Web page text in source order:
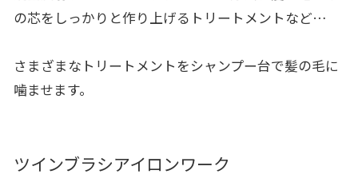
の芯をしっかりと作り上げるトリートメントなど…
さまざまなトリートメントをシャンプー台で髪の毛に
噛ませます。
ツインブラシアイロンワーク